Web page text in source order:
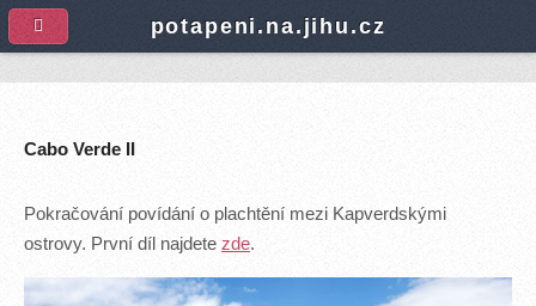
A
Cabo Verde II
Pokračování povídání o plachtění mezi Kapverdskými
ostrovy. První díl najdete zde.
potapeni.na.jihu.cz